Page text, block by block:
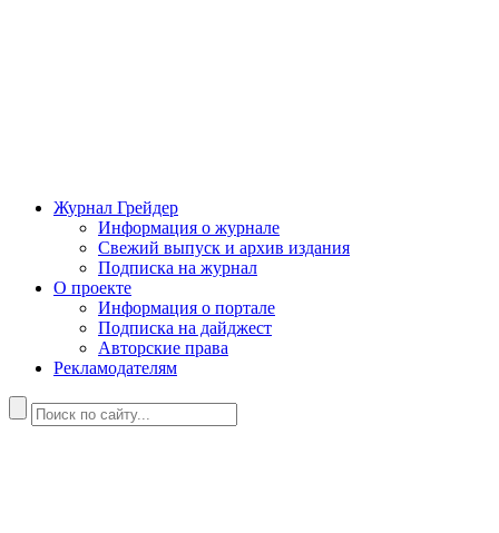
Журнал Грейдер
Информация о журнале
Свежий выпуск и архив издания
Подписка на журнал
О проекте
Информация о портале
Подписка на дайджест
Авторские права
Рекламодателям